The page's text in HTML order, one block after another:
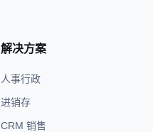
解决方案
人事行政
进销存
CRM 销售